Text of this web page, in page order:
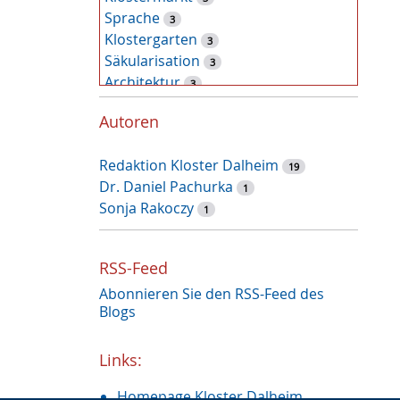
Sprache 3
Klostergarten 3
Säkularisation 3
Architektur 3
Zufallsfund
Kunst 2
Pflanzen 2
Latein 2
Dalheimer Sommer
Archäologie 1
Restaurierung
Augustinus von Hippo 1
Weihnachtszeit
Restauruierung
Autoren
Redaktion Kloster Dalheim 19
Dr. Daniel Pachurka 1
Sonja Rakoczy 1
RSS-Feed
Abonnieren Sie den RSS-Feed des
Blogs
Links: